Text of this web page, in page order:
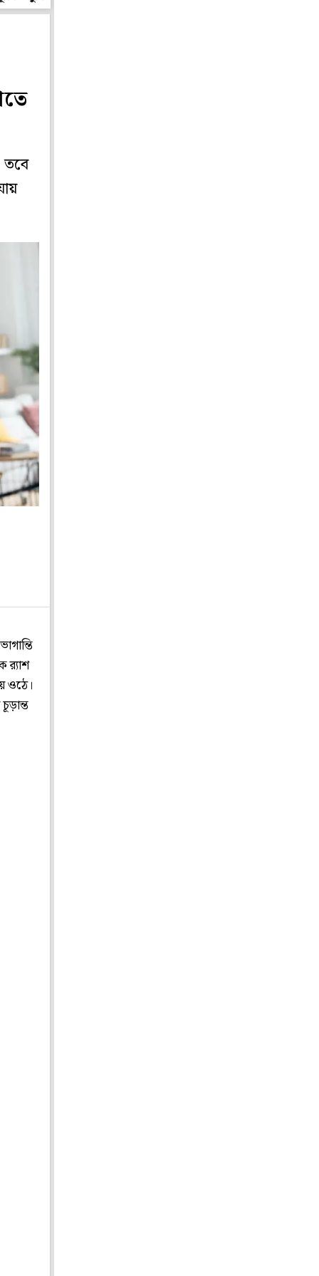
তবে
র‍্যাশ
ওঠে।